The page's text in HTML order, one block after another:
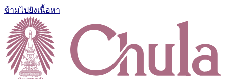
ข้ามไปยังเนื้อหา